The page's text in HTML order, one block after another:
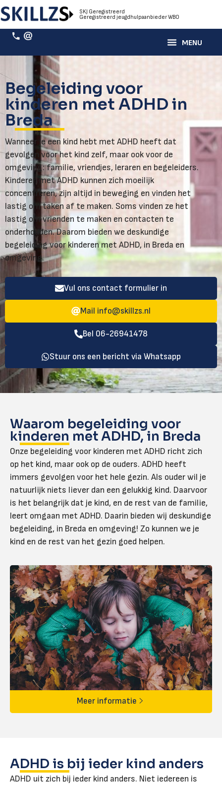
SKJ Geregistreerd
Geregistreerd jeugdhulpaanbieder WBO
Begeleiding voor
kinderen met ADHD in
Breda
Wanneer je een kind hebt met ADHD heeft dat
gevolgen voor het kind zelf, maar ook voor de
omgeving: familie, vriendjes, leraren en begeleiders.
Kinderen met ADHD kunnen zich moeilijk
concentreren, zijn altijd in beweging en vinden het
lastig om taken af te maken. Soms vinden ze het
lastig om vrienden te maken en contacten te
onderhouden. Daarom bieden we deskundige
begeleiding voor kinderen met ADHD, in Breda en
omgeving.
Vul ons contact formulier in
Mail info@skillzs.nl
Bel 06-26941478
Stuur ons een bericht via Whatsapp
Meer informatie
Waarom begeleiding voor
kinderen met ADHD, in Breda
Onze begeleiding voor kinderen met ADHD richt zich
op het kind, maar ook op de ouders. ADHD heeft
immers gevolgen voor het hele gezin. Als ouder wil je
natuurlijk niets liever dan een gelukkig kind. Daarvoor
is het belangrijk dat je kind, en de rest van de familie,
leert omgaan met ADHD. Daarin bieden wij deskundige
begeleiding, in Breda en omgeving! Zo kunnen we je
kind en de rest van het gezin goed helpen.
ADHD is bij ieder kind anders
ADHD uit zich bij ieder kind anders. Niet iedereen is